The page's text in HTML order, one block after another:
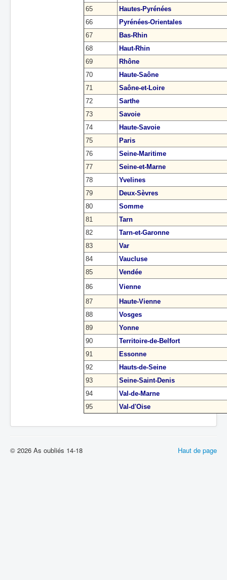
65
Hautes-Pyrénées
66
Pyrénées-Orientales
67
Bas-Rhin
68
Haut-Rhin
69
Rhône
70
Haute-Saône
71
Saône-et-Loire
72
Sarthe
73
Savoie
74
Haute-Savoie
75
Paris
76
Seine-Maritime
77
Seine-et-Marne
78
Yvelines
79
Deux-Sèvres
80
Somme
81
Tarn
82
Tarn-et-Garonne
83
Var
84
Vaucluse
85
Vendée
86
Vienne
87
Haute-Vienne
88
Vosges
89
Yonne
90
Territoire-de-Belfort
91
Essonne
92
Hauts-de-Seine
93
Seine-Saint-Denis
94
Val-de-Marne
95
Val-d'Oise
Haut de page
© 2026 As oubliés 14-18